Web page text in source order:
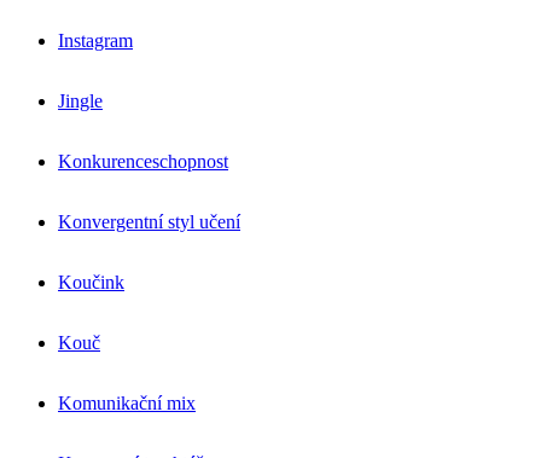
Instagram
Jingle
Konkurenceschopnost
Konvergentní styl učení
Koučink
Kouč
Komunikační mix